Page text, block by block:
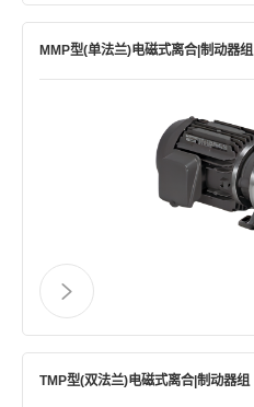
MMP型(单法兰)电磁式离合|制动器组
TMP型(双法兰)电磁式离合|制动器组